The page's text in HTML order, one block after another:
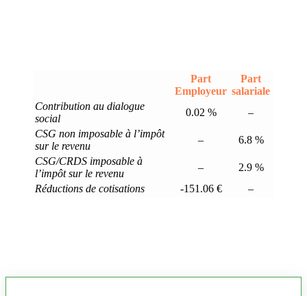
Part
Employeur
Part
salariale
Contribution au dialogue
social
0.02 %
–
CSG non imposable à l’impôt
sur le revenu
–
6.8 %
CSG/CRDS imposable à
l’impôt sur le revenu
–
2.9 %
Réductions de cotisations
-151.06 € –